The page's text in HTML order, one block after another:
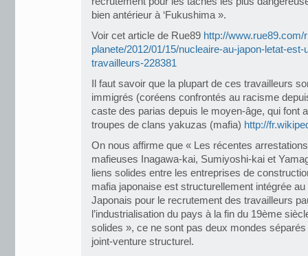
bien antérieur à ‘Fukushima ».
Voir cet article de Rue89 http://www.rue89.com/
planete/2012/01/15/nucleaire-au-japon-letat-
travailleurs-228381
Il faut savoir que la plupart de ces travailleurs
immigrés (coréens confrontés au racisme
caste des parias depuis le moyen-âge, qui font
troupes de clans yakuzas (mafia) http://
On nous affirme que « Les récentes
mafieuses Inagawa-kai, Sumiyoshi-kai et
liens solides entre les entreprises de
mafia japonaise est structurellement intégrée au
Japonais pour le recrutement des travailleurs
l’industrialisation du pays à la fin du 19ème
solides », ce ne sont pas deux mondes séparés
joint-venture structurel.